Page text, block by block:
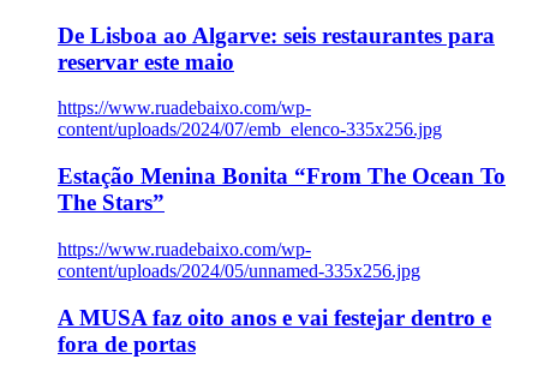
De Lisboa ao Algarve: seis restaurantes para
reservar este maio
https://www.ruadebaixo.com/wp-
content/uploads/2024/07/emb_elenco-335x256.jpg
Estação Menina Bonita “From The Ocean To
The Stars”
https://www.ruadebaixo.com/wp-
content/uploads/2024/05/unnamed-335x256.jpg
A MUSA faz oito anos e vai festejar dentro e
fora de portas